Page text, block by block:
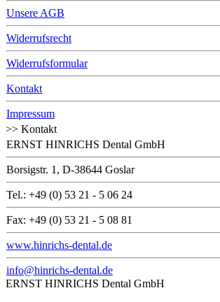
Unsere AGB
Widerrufsrecht
Widerrufsformular
Kontakt
Impressum
>> Kontakt
ERNST HINRICHS Dental GmbH
Borsigstr. 1, D-38644 Goslar
Tel.: +49 (0) 53 21 - 5 06 24
Fax: +49 (0) 53 21 - 5 08 81
www.hinrichs-dental.de
info@hinrichs-dental.de
ERNST HINRICHS Dental GmbH